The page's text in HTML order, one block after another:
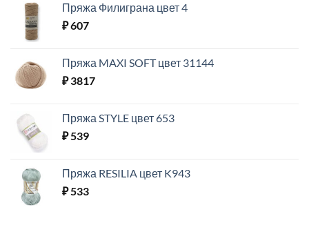
Пряжа Филиграна цвет 4
₽607
Пряжа MAXI SOFT цвет 31144
₽3817
Пряжа STYLE цвет 653
₽539
Пряжа RESILIA цвет K943
₽533